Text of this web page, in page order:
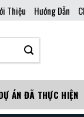
Thiệu Hướng Dẫn
ÁN ĐÃ THỰC HIỆN